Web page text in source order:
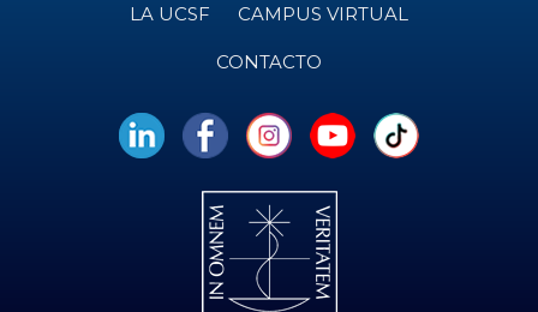
LA UCSF CAMPUS VIRTUAL
CONTACTO